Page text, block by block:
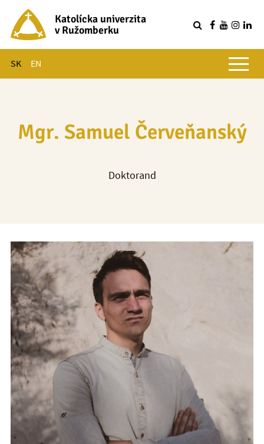
Katolícka univerzita
v Ružomberku
SK EN
Hlavné menu
Mgr. Samuel Červeňanský
Doktorand